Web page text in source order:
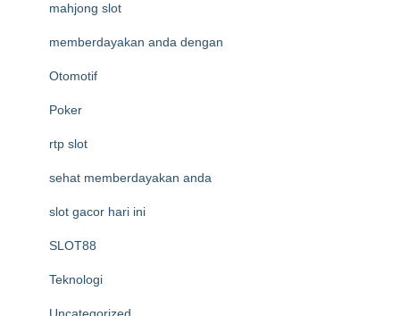
mahjong slot
memberdayakan anda dengan
Otomotif
Poker
rtp slot
sehat memberdayakan anda
slot gacor hari ini
SLOT88
Teknologi